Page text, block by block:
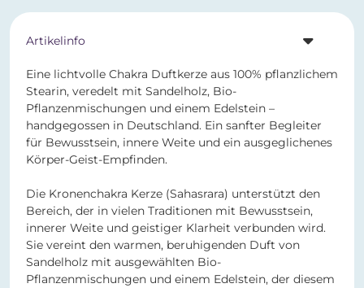
Artikelinfo
Eine lichtvolle Chakra Duftkerze aus 100% pflanzlichem
Stearin, veredelt mit Sandelholz, Bio-
Pflanzenmischungen und einem Edelstein –
handgegossen in Deutschland. Ein sanfter Begleiter
für Bewusstsein, innere Weite und ein ausgeglichenes
Körper-Geist-Empfinden.
Die Kronenchakra Kerze (Sahasrara) unterstützt den
Bereich, der in vielen Traditionen mit Bewusstsein,
innerer Weite und geistiger Klarheit verbunden wird.
Sie vereint den warmen, beruhigenden Duft von
Sandelholz mit ausgewählten Bio-
Pflanzenmischungen und einem Edelstein, der diesem